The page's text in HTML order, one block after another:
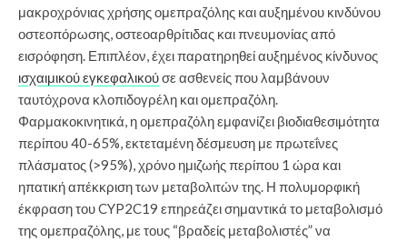
μακροχρόνιας χρήσης ομεπραζόλης και αυξημένου κινδύνου
οστεοπόρωσης, οστεοαρθρίτιδας και πνευμονίας από
εισρόφηση. Επιπλέον, έχει παρατηρηθεί αυξημένος κίνδυνος
ισχαιμικού εγκεφαλικούσε ασθενείς που λαμβάνουν
ταυτόχρονα κλοπιδογρέλη και ομεπραζόλη.
Φαρμακοκινητικά, η ομεπραζόλη εμφανίζει βιοδιαθεσιμότητα
περίπου 40-65%, εκτεταμένη δέσμευση με πρωτεΐνες
πλάσματος (>95%), χρόνο ημιζωής περίπου 1 ώρα και
ηπατική απέκκριση των μεταβολιτών της. Η πολυμορφική
έκφραση του CYP2C19 επηρεάζει σημαντικά το μεταβολισμό
της ομεπραζόλης, με τους “βραδείς μεταβολιστές” να